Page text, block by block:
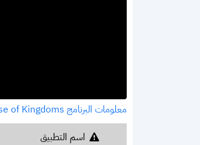
معلومات البرنامج Rise of Kingdoms‏
اسم التطبيق